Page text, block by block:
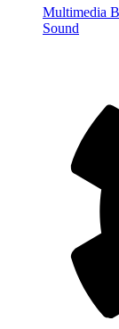
Multimedia
Sound